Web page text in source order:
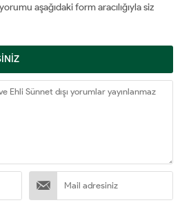
aşağıdaki form aracılığıyla siz